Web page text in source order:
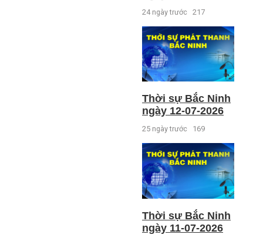
24 ngày trước 217
Thời sự Bắc Ninh
ngày 12-07-2026
25 ngày trước 169
Thời sự Bắc Ninh
ngày 11-07-2026